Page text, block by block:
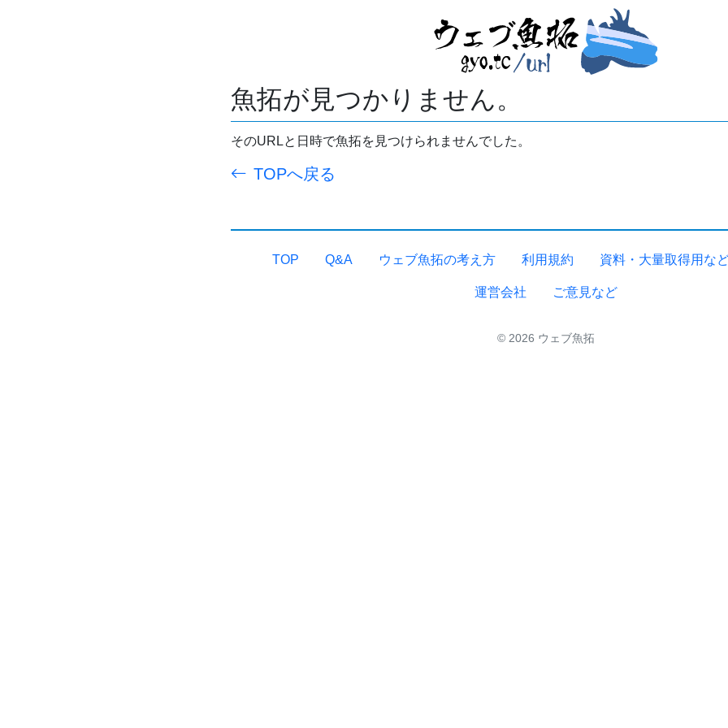
魚拓が見つかりません。
そのURLと日時で魚拓を見つけられませんでした。
TOPへ戻る
TOP Q&A ウェブ魚拓の考え方 利用規約 資料・大量取得用な
運営会社 ご意見など
© 2026 ウェブ魚拓